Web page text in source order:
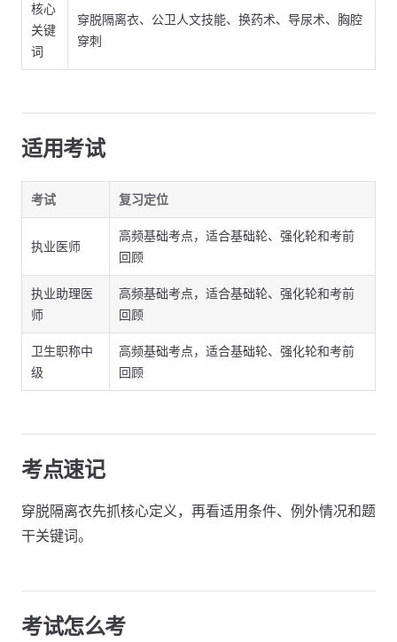
核心
关键
词
穿脱隔离衣、公卫人文技能、换药术、导尿术、胸腔
穿刺
适用考试
考试 复习定位
执业医师
高频基础考点，适合基础轮、强化轮和考前
回顾
执业助理医
师
高频基础考点，适合基础轮、强化轮和考前
回顾
卫生职称中
级
高频基础考点，适合基础轮、强化轮和考前
回顾
考点速记
穿脱隔离衣先抓核心定义，再看适用条件、例外情况和题
干关键词。
考试怎么考